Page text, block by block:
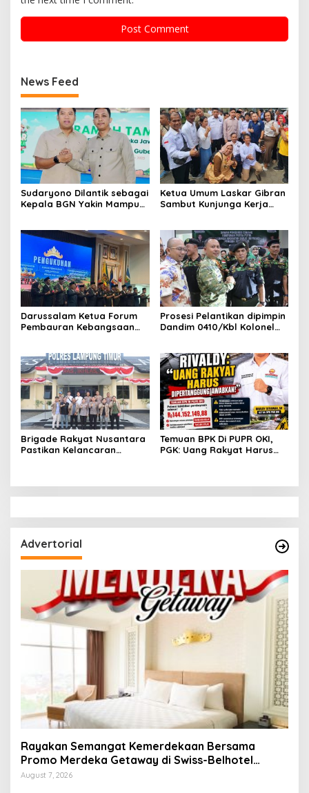
News Feed
Sudaryono Dilantik sebagai
Kepala BGN Yakin Mampu
Ketua Umum Laskar Gibran
Sambut Kunjunga Kerja
Bukan Hanya di Balik Meja
Darussalam Ketua Forum
Pembauran Kebangsaan
Gubernur Mirza
Prosesi Pelantikan dipimpin
Dandim 0410/Kbl Kolonel
Hipakad Bandar Lampung
Brigade Rakyat Nusantara
Pastikan Kelancaran
Temuan BPK Di PUPR OKI,
PGK: Uang Rakyat Harus
Advertorial
Rayakan Semangat Kemerdekaan Bersama
Promo Merdeka Getaway di Swiss-Belhotel
Lampung
August 7, 2026